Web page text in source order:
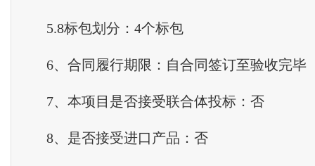
5.8标包划分：4个标包
6、合同履行期限：自合同签订至验收完毕
7、本项目是否接受联合体投标：否
8、是否接受进口产品：否